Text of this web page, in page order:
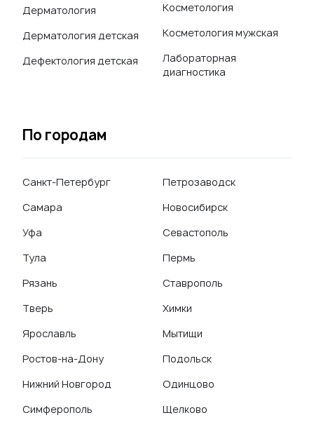
Дерматология
Дерматология детская
Дефектология детская
Косметология
Косметология мужская
Лабораторная
диагностика
По городам
Санкт-Петербург
Самара
Уфа
Тула
Рязань
Тверь
Ярославль
Ростов-на-Дону
Нижний Новгород
Симферополь
Петрозаводск
Новосибирск
Севастополь
Пермь
Ставрополь
Химки
Мытищи
Подольск
Одинцово
Щелково